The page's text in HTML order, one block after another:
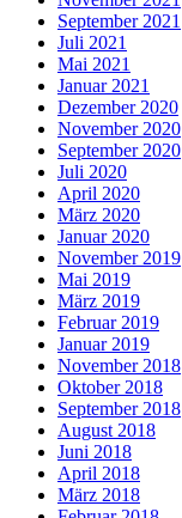
September 2021
Juli 2021
Mai 2021
Januar 2021
Dezember 2020
November 2020
September 2020
Juli 2020
April 2020
März 2020
Januar 2020
November 2019
Mai 2019
März 2019
Februar 2019
Januar 2019
November 2018
Oktober 2018
September 2018
August 2018
Juni 2018
April 2018
März 2018